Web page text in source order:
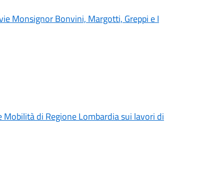
Monsignor Bonvini, Margotti, Greppi e I
di Regione Lombardia sui lavori di